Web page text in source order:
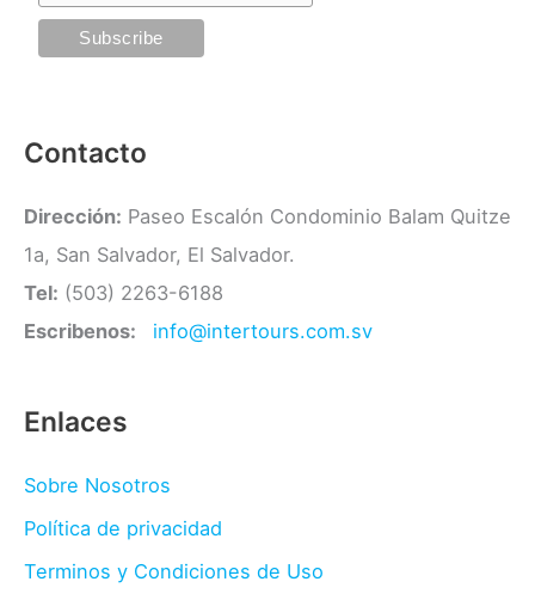
Contacto
Dirección: Paseo Escalón Condominio Balam Quitze
1a, San Salvador, El Salvador.
Tel: (503) 2263-6188
Escribenos:
info@intertours.com.sv
Enlaces
Sobre Nosotros
Política de privacidad
Terminos y Condiciones de Uso